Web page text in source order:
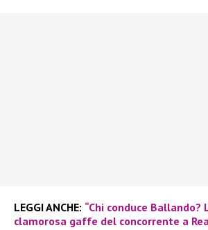
LEGGI ANCHE: “Chi conduce Ballando?
clamorosa gaffe del concorrente a